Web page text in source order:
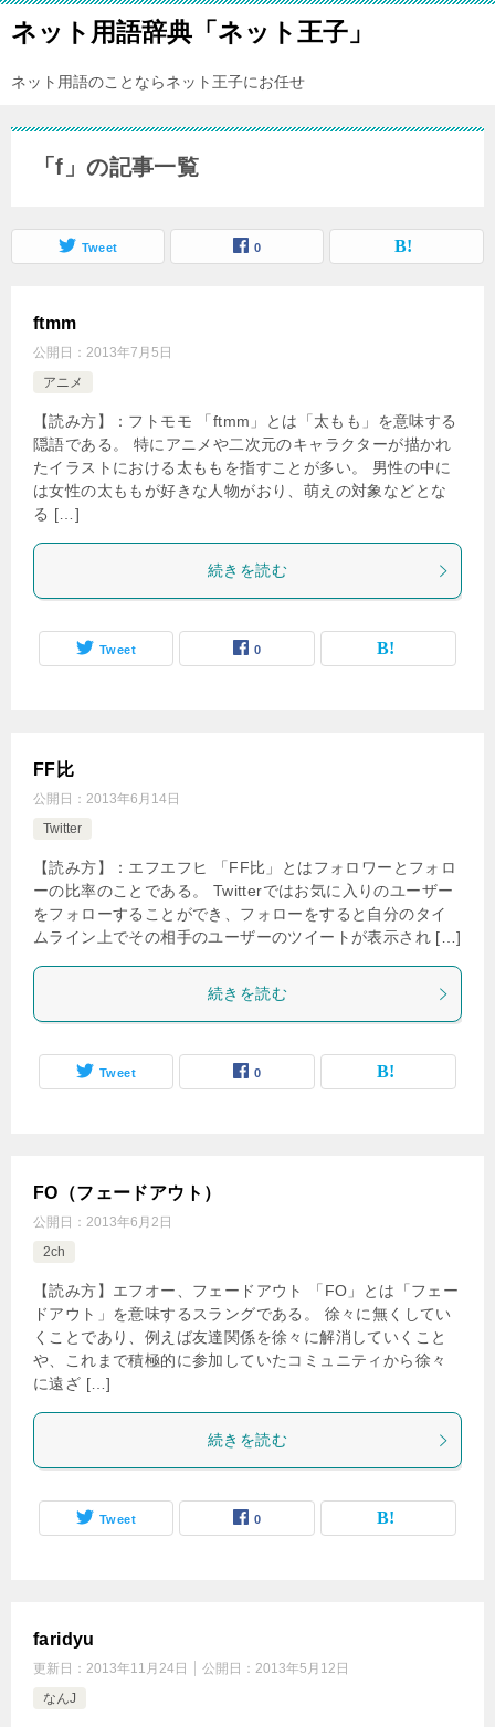
ネット用語辞典「ネット王子」
ネット用語のことならネット王子にお任せ
「f」の記事一覧
Tweet 0
ftmm
公開日： 2013年7月5日
アニメ
【読み方】：フトモモ 「ftmm」とは「太もも」を意味する
隠語である。 特にアニメや二次元のキャラクターが描かれ
たイラストにおける太ももを指すことが多い。 男性の中に
は女性の太ももが好きな人物がおり、萌えの対象などとな
る […]
続きを読む
Tweet 0
FF比
公開日： 2013年6月14日
Twitter
【読み方】：エフエフヒ 「FF比」とはフォロワーとフォロ
ーの比率のことである。 Twitterではお気に入りのユーザー
をフォローすることができ、フォローをすると自分のタイ
ムライン上でその相手のユーザーのツイートが表示され […]
続きを読む
Tweet 0
FO（フェードアウト）
公開日： 2013年6月2日
2ch
【読み方】エフオー、フェードアウト 「FO」とは「フェー
ドアウト」を意味するスラングである。 徐々に無くしてい
くことであり、例えば友達関係を徐々に解消していくこと
や、これまで積極的に参加していたコミュニティから徐々
に遠ざ […]
続きを読む
Tweet 0
faridyu
更新日： 2013年11月24日 公開日： 2013年5月12日
なんJ